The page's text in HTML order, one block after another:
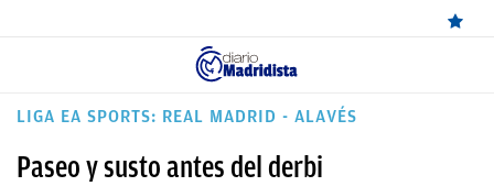
ÚLTIMAS
LIGA EA SPORTS: REAL MADRID - ALAVÉS
Paseo y susto antes del derbi